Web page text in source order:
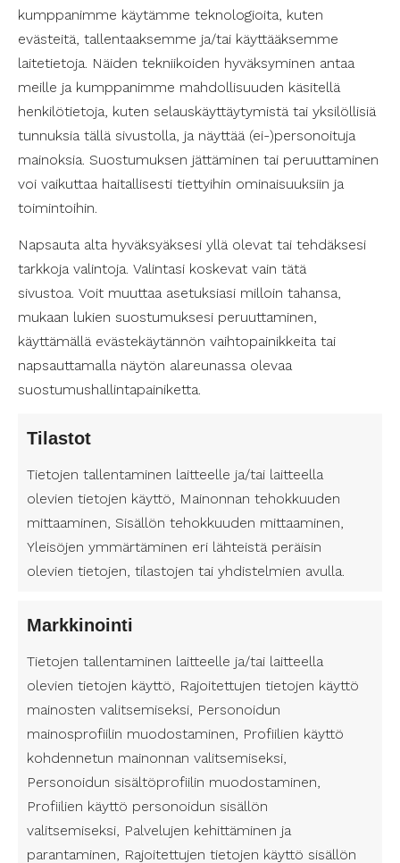
kumppanimme käytämme teknologioita, kuten
evästeitä, tallentaaksemme ja/tai käyttääksemme
laitetietoja. Näiden tekniikoiden hyväksyminen antaa
meille ja kumppanimme mahdollisuuden käsitellä
henkilötietoja, kuten selauskäyttäytymistä tai yksilöllisiä
tunnuksia tällä sivustolla, ja näyttää (ei-)personoituja
mainoksia. Suostumuksen jättäminen tai peruuttaminen
voi vaikuttaa haitallisesti tiettyihin ominaisuuksiin ja
toimintoihin.
Napsauta alta hyväksyäksesi yllä olevat tai tehdäksesi
tarkkoja valintoja. Valintasi koskevat vain tätä
sivustoa. Voit muuttaa asetuksiasi milloin tahansa,
mukaan lukien suostumuksesi peruuttaminen,
käyttämällä evästekäytännön vaihtopainikkeita tai
napsauttamalla näytön alareunassa olevaa
suostumushallintapainiketta.
Tilastot
Tietojen tallentaminen laitteelle ja/tai laitteella
olevien tietojen käyttö, Mainonnan tehokkuuden
mittaaminen, Sisällön tehokkuuden mittaaminen,
Yleisöjen ymmärtäminen eri lähteistä peräisin
olevien tietojen, tilastojen tai yhdistelmien avulla.
Markkinointi
Tietojen tallentaminen laitteelle ja/tai laitteella
olevien tietojen käyttö, Rajoitettujen tietojen käyttö
mainosten valitsemiseksi, Personoidun
mainosprofiilin muodostaminen, Profiilien käyttö
kohdennetun mainonnan valitsemiseksi,
Personoidun sisältöprofiilin muodostaminen,
Profiilien käyttö personoidun sisällön
valitsemiseksi, Palvelujen kehittäminen ja
parantaminen, Rajoitettujen tietojen käyttö sisällön
Paljon vapaita avustajia!
Henkilökohtainen avustaja
helposti!
Soita:050 434 4456
Työllistämme jo yli 3 000 avustajaa
ympäri Suomea. Valitse itsellesi
luotettava henkilökohtainen avustaja
– palvelun yksityiskohdat määräät
Tahdotko avustajan?
N
i
m
i
(
l
l
i
n
)
E
t
u
m
i
S
k
n
i
m
i
e
l
i
n
n
u
m
e
r
ä
h
k
ö
p
o
s
t
U
n
t
i
t
l
e
Olen lukenuttietosuojaselosteen
hyväksyn henkilötietojeni käsittelyn.